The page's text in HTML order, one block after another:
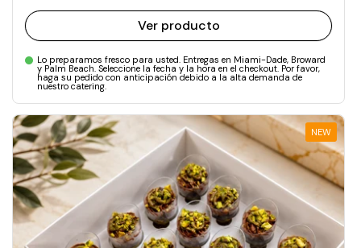
Ver producto
Lo preparamos fresco para usted. Entregas en Miami-Dade, Broward
y Palm Beach. Seleccione la fecha y la hora en el checkout. Por favor,
haga su pedido con anticipación debido a la alta demanda de
nuestro catering.
NEW